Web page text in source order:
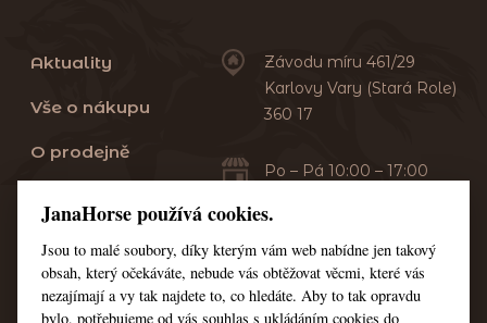
Aktuality
Vše o nákupu
O prodejně
Servis
Kontakt
Závodu míru 461/29
Karlovy Vary (Stará Role)
360 17
Po – Pá 10:00 – 17:00
+420 353 549 410
+420 608 444 378
JanaHorse používá cookies.
Jsou to malé soubory, díky kterým vám web nabídne jen takový
obsah, který očekáváte, nebude vás obtěžovat věcmi, které vás
nezajímají a vy tak najdete to, co hledáte. Aby to tak opravdu
bylo, potřebujeme od vás souhlas s ukládáním cookies do